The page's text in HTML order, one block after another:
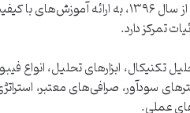
آکادمی استاد ترید با سابقه فعالیت از
تمرکز دارد.
ابزارهای تحلیل، انواع